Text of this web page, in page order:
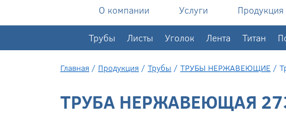
+7(343)351-76-02
О компании Услуги Продукция
Трубы Листы Уголок Лента Титан
Главная / Продукция / Трубы / ТРУБЫ НЕРЖАВЕЮЩИЕ /
ТРУБА НЕРЖАВЕЮЩАЯ